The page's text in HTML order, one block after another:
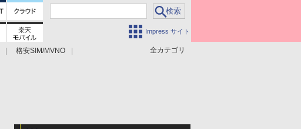
Impress サイト
全カテゴリ
格安SIM/MVNO